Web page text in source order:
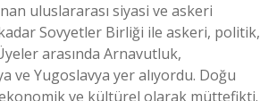
uluslararası siyasi ve askeri
Sovyetler Birliği ile askeri, politik,
arasında Arnavutluk,
ve Yugoslavya yer alıyordu. Doğu
ve kültürel olarak müttefikti.